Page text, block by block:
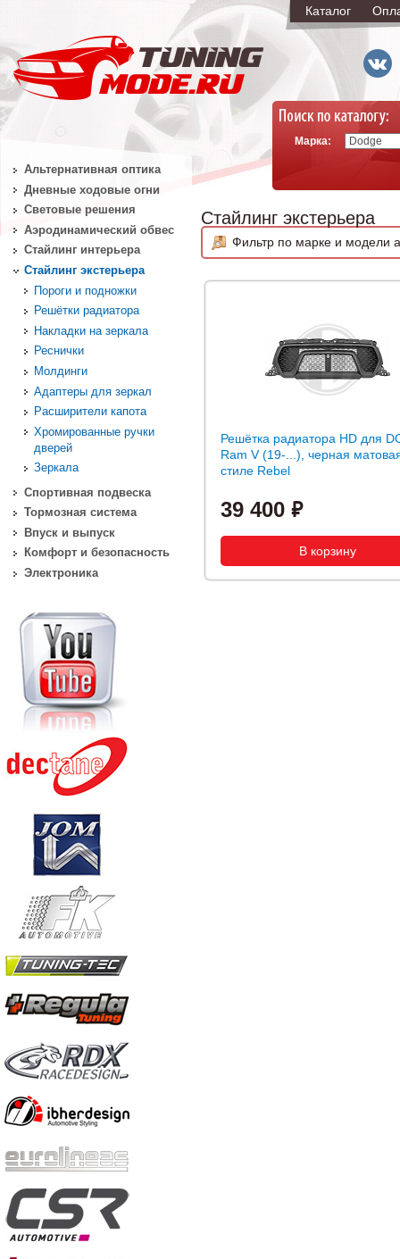
Каталог
Марка:
Стайлинг экстерьера
Фильтр по марке и модели
Решётка радиатора HD для
Ram V (19-...), черная
стиле Rebel
39 400
Альтернативная оптика
Дневные ходовые огни
Световые решения
Аэродинамический обвес
Стайлинг интерьера
Стайлинг экстерьера
Пороги и подножки
Решётки радиатора
Накладки на зеркала
Реснички
Молдинги
Адаптеры для зеркал
Расширители капота
Хромированные ручки
дверей
Зеркала
Спортивная подвеска
Тормозная система
Впуск и выпуск
Комфорт и безопасность
Электроника